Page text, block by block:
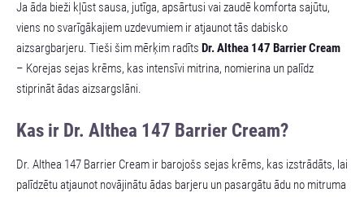
Ja āda bieži kļūst sausa, jutīga, apsārtusi vai zaudē komforta sajūtu,
viens no svarīgākajiem uzdevumiem ir atjaunot tās dabisko
aizsargbarjeru. Tieši šim mērķim radīts Dr. Althea 147 Barrier Cream
– Korejas sejas krēms, kas intensīvi mitrina, nomierina un palīdz
stiprināt ādas aizsargslāni.
Kas ir Dr. Althea 147 Barrier Cream?
Dr. Althea 147 Barrier Cream ir barojošs sejas krēms, kas izstrādāts, lai
palīdzētu atjaunot novājinātu ādas barjeru un pasargātu ādu no mitruma